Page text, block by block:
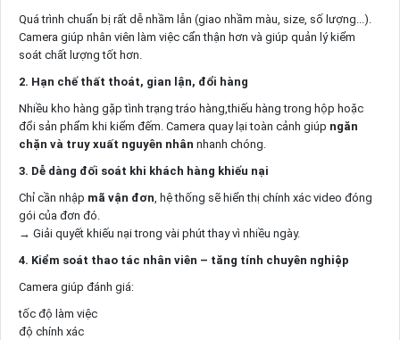
Quá trình chuẩn bị rất dễ nhầm lẫn (giao nhầm màu, size, số lượng...).
Camera giúp nhân viên làm việc cẩn thận hơn và giúp quản lý kiểm
soát chất lượng tốt hơn.
2. Hạn chế thất thoát, gian lận, đổi hàng
Nhiều kho hàng gặp tình trạng tráo hàng,thiếu hàng trong hộp hoặc
đổi sản phẩm khi kiểm đếm. Camera quay lại toàn cảnh giúp ngăn
chặn và truy xuất nguyên nhân nhanh chóng.
3. Dễ dàng đối soát khi khách hàng khiếu nại
Chỉ cần nhập mã vận đơn , hệ thống sẽ hiển thị chính xác video đóng
gói của đơn đó.
→ Giải quyết khiếu nại trong vài phút thay vì nhiều ngày.
4. Kiểm soát thao tác nhân viên – tăng tính chuyên nghiệp
Camera giúp đánh giá:
tốc độ làm việc
độ chính xác